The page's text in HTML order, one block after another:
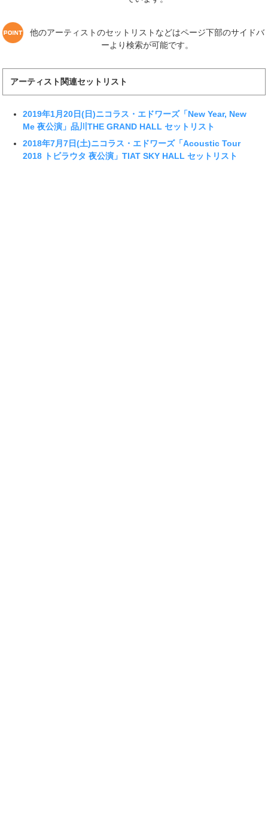
他のアーティストのセットリストなどはページ下部のサイドバ
ーより検索が可能です。
アーティスト関連セットリスト
2019年1月20日(日)ニコラス・エドワーズ「New Year, New
Me 夜公演」品川THE GRAND HALL セットリスト
2018年7月7日(土)ニコラス・エドワーズ「Acoustic Tour
2018 トビラウタ 夜公演」TIAT SKY HALL セットリスト